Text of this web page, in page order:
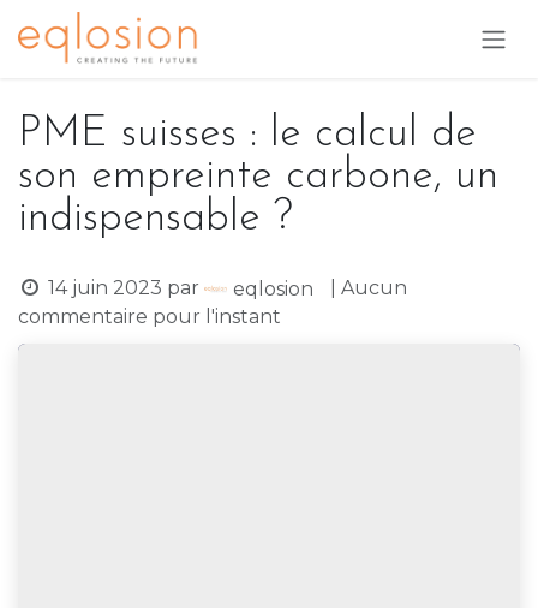
Se rendre au contenu
PME suisses : le calcul de
son empreinte carbone, un
indispensable ?
14 juin 2023 par eqlosion
| Aucun
commentaire pour l'instant